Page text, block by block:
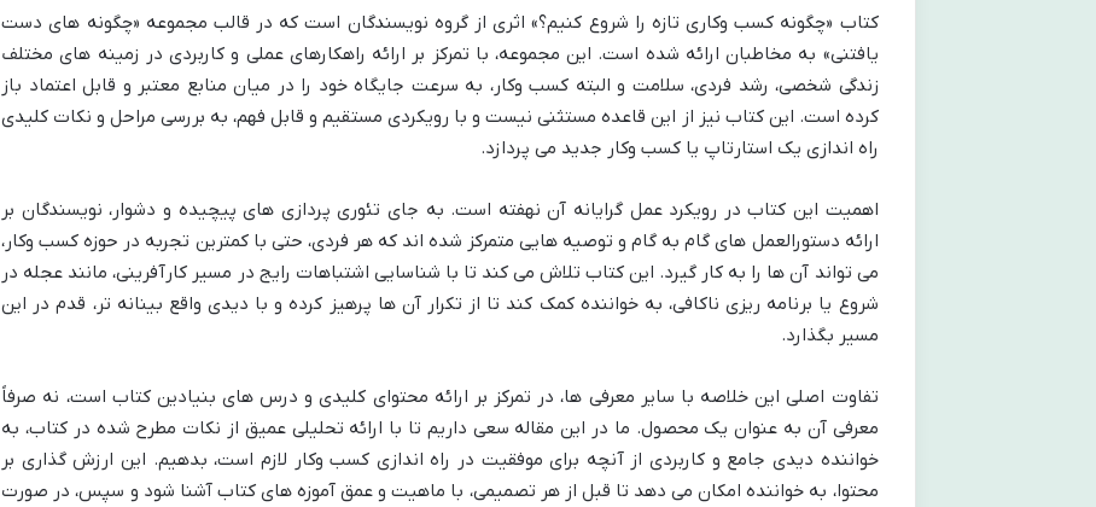
کتاب «چگونه کسب وکاری تازه را شروع کنیم؟» اثری از گروه نویسندگان است که در قالب مجموعه «چگونه های دست
یافتنی» به مخاطبان ارائه شده است. این مجموعه، با تمرکز بر ارائه راهکارهای عملی و کاربردی در زمینه های مختلف
زندگی شخصی، رشد فردی، سلامت و البته کسب وکار، به سرعت جایگاه خود را در میان منابع معتبر و قابل اعتماد باز
کرده است. این کتاب نیز از این قاعده مستثنی نیست و با رویکردی مستقیم و قابل فهم، به بررسی مراحل و نکات کلیدی
راه اندازی یک استارتاپ یا کسب وکار جدید می پردازد.
اهمیت این کتاب در رویکرد عمل گرایانه آن نهفته است. به جای تئوری پردازی های پیچیده و دشوار، نویسندگان بر
ارائه دستورالعمل های گام به گام و توصیه هایی متمرکز شده اند که هر فردی، حتی با کمترین تجربه در حوزه کسب وکار،
می تواند آن ها را به کار گیرد. این کتاب تلاش می کند تا با شناسایی اشتباهات رایج در مسیر کارآفرینی، مانند عجله در
شروع یا برنامه ریزی ناکافی، به خواننده کمک کند تا از تکرار آن ها پرهیز کرده و با دیدی واقع بینانه تر، قدم در این
مسیر بگذارد.
تفاوت اصلی این خلاصه با سایر معرفی ها، در تمرکز بر ارائه محتوای کلیدی و درس های بنیادین کتاب است، نه صرفاً
معرفی آن به عنوان یک محصول. ما در این مقاله سعی داریم تا با ارائه تحلیلی عمیق از نکات مطرح شده در کتاب، به
خواننده دیدی جامع و کاربردی از آنچه برای موفقیت در راه اندازی کسب وکار لازم است، بدهیم. این ارزش گذاری بر
محتوا، به خواننده امکان می دهد تا قبل از هر تصمیمی، با ماهیت و عمق آموزه های کتاب آشنا شود و سپس، در صورت